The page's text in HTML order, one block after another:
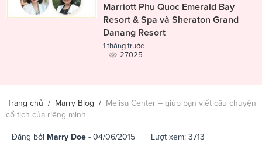
Marriott Phu Quoc Emerald Bay
Resort & Spa và Sheraton Grand
Danang Resort
1 tháng trước
27025
Trang chủ / Marry Blog / Melisa Center – giúp bạn viết câu chuyện
cổ tích của riêng mình
Đăng bởi Marry Doe - 04/06/2015 | Lượt xem: 3713